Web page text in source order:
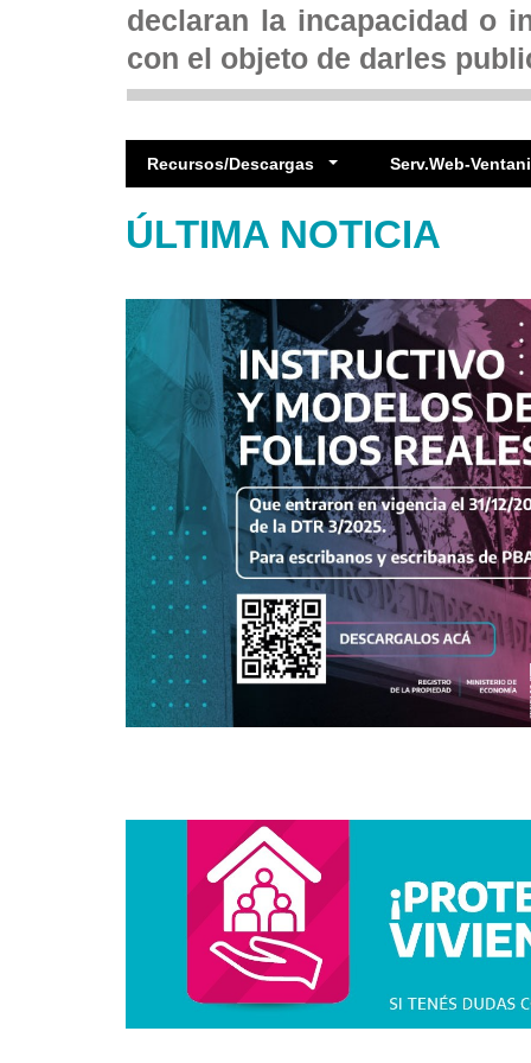
declaran la incapacidad o
con el objeto de darles
Recursos/Descargas Serv.Web-
ÚLTIMA NOTICIA